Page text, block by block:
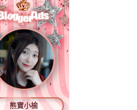
熊寶小榆